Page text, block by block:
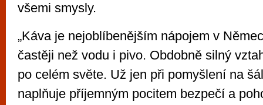
všemi smysly.
„Káva je nejoblíbenějším nápojem v
častěji než vodu i pivo. Obdobně silný
po celém světe. Už jen při pomyšlení na
naplňuje příjemným pocitem bezpečí a